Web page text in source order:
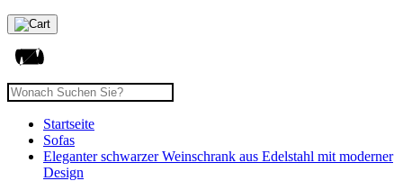
Startseite
Sofas
Eleganter schwarzer Weinschrank aus Edelstahl mit moderner
Design